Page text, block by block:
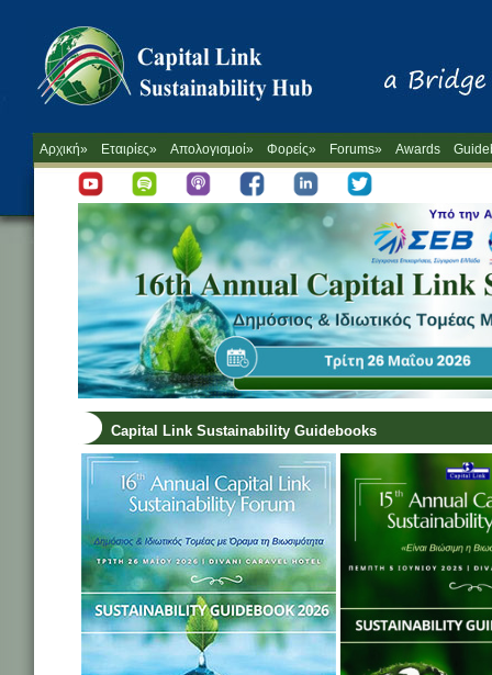
Αρχική» Εταιρίες» Απολογισμοί» Φορείς» Forums» Awards
Capital Link Sustainability Guidebooks